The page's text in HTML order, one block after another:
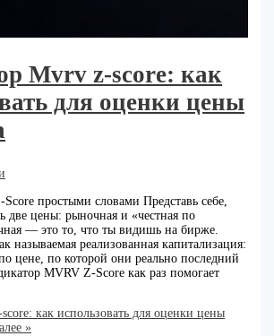
Mvrv z-score: как
для оценки цены
простыми словами Представь себе,
две цены: рыночная и «честная по
— это то, что ты видишь на бирже.
называемая реализованная капитализация:
цене, по которой они реально последний
MVRV Z-Score как раз помогает
как использовать для оценки цены
»